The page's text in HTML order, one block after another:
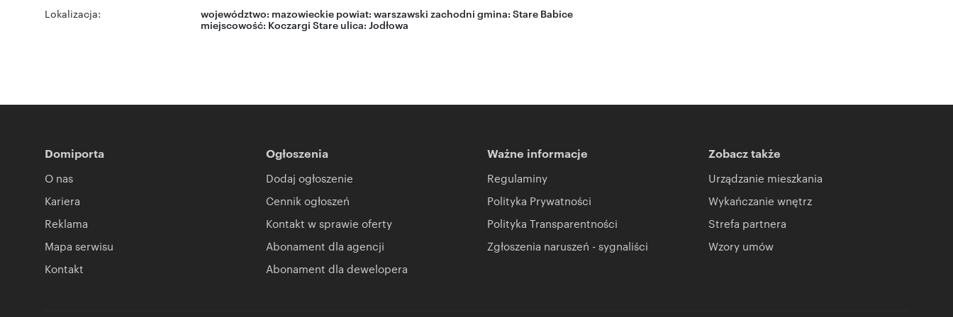
Lokalizacja: województwo: mazowieckie powiat: warszawski zachodni gmina: Stare Babice
miejscowość: Koczargi Stare ulica: Jodłowa
Domiporta
O nas
Kariera
Reklama
Mapa serwisu
Kontakt
Ogłoszenia
Dodaj ogłoszenie
Cennik ogłoszeń
Kontakt w sprawie oferty
Abonament dla agencji
Abonament dla dewelopera
Ważne informacje
Regulaminy
Polityka Prywatności
Polityka Transparentności
Zgłoszenia naruszeń - sygnaliści
Zobacz także
Urządzanie mieszkania
Wykańczanie wnętrz
Strefa partnera
Wzory umów